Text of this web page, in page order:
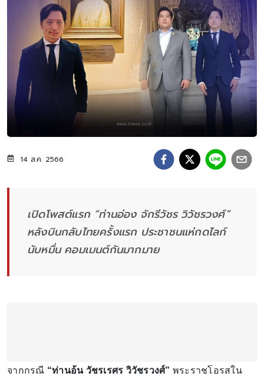
14 ส.ค. 2566
เปิดโพสต์แรก “ท่านอ่อง จักรีวัชร วิวัชรวงศ์”
หลังบินกลับไทยครั้งแรก ประชาชนแห่กดไลก์
นับหมื่น คอมเมนต์กันมากมาย
จากกรณี “ท่านอ้น วัชรเรศร วิวัชรวงศ์” พระราชโอรสใน